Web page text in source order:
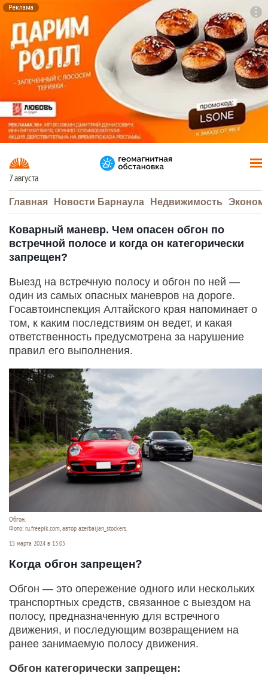
Реклама
7 августа
Главная Новости Барнаула Недвижимость
Коварный маневр. Чем опасен обгон по
встречной полосе и когда он категорически
запрещен?
Выезд на встречную полосу и обгон по ней —
один из самых опасных маневров на дороге.
Госавтоинспекция Алтайского края напоминает о
том, к каким последствиям он ведет, и какая
ответственность предусмотрена за нарушение
правил его выполнения.
Обгон.
Фото: ru.freepik.com, автор azerbaijan_stockers.
15 марта 2024 в 13:05
Когда обгон запрещен?
Обгон — это опережение одного или нескольких
транспортных средств, связанное с выездом на
полосу, предназначенную для встречного
движения, и последующим возвращением на
ранее занимаемую полосу движения.
Обгон категорически запрещен: